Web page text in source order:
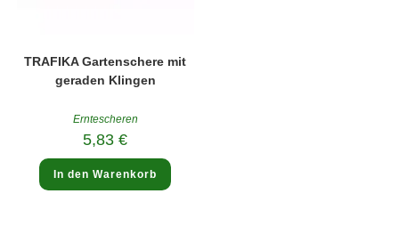
TRAFIKA Gartenschere mit
geraden Klingen
Erntescheren
5,83€
In den Warenkorb